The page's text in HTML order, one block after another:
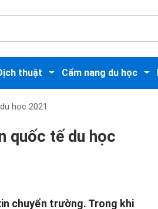
thuật Cẩm nang du học
học 2021
quốc tế du học
chuyển trường. Trong khi